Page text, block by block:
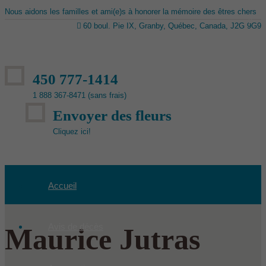
Nous aidons les familles et ami(e)s à honorer la mémoire des êtres chers
60 boul. Pie IX, Granby, Québec, Canada, J2G 9G9
450 777-1414
1 888 367-8471 (sans frais)
Envoyer des fleurs
Cliquez ici!
Accueil
Avis de décès
Maurice Jutras